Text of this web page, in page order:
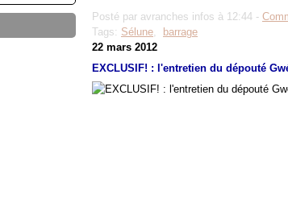
Posté par avranches infos à 12:44 -
Tags: Sélune,
barrage
22 mars 2012
EXCLUSIF! : l'entretien du dépouté